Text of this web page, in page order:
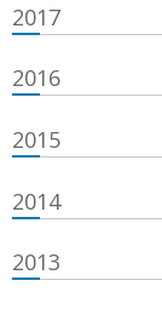
2017
2016
2015
2014
2013